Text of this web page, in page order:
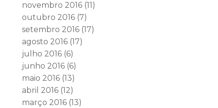
novembro 2016(11)
outubro 2016(7)
setembro 2016(17)
agosto 2016(17)
julho 2016(6)
junho 2016(6)
maio 2016(13)
abril 2016(12)
março 2016(13)